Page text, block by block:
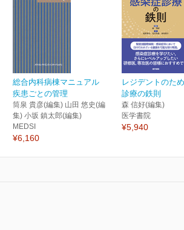
総合内科病棟マニュアル
疾患ごとの管理
筒泉 貴彦(編集) 山田 悠史(編
集) 小坂 鎮太郎(編集)
MEDSI
¥6,160
レジデントのた
診療の鉄則
森 信好(編集)
医学書院
¥5,940